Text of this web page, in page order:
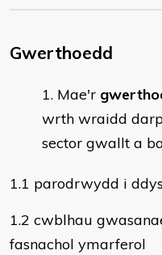
Gwerthoedd
Mae'r
wrth wraidd
sector gwallt a
1.1 parodrwydd i
1.2 cwblhau
fasnachol ymarferol